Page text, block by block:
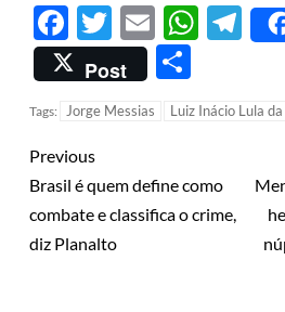
Facebook
Twitter
Email
Post
Tags: Jorge Messias Luiz Inácio Lula
Previous
Brasil é quem define como
combate e classifica o crime,
diz Planalto